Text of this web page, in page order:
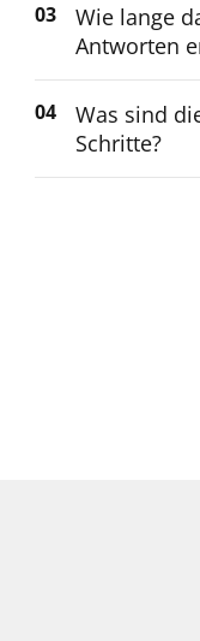
Wie lange
Antworten
Was sind
Schritte?